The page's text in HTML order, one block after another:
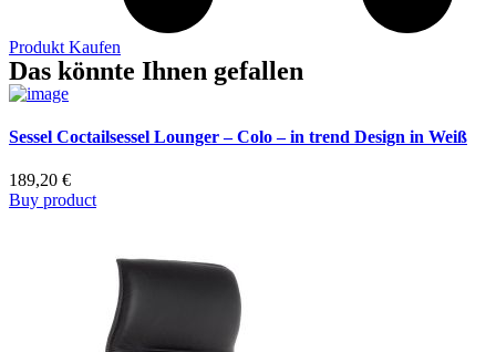
Produkt Kaufen
Das könnte Ihnen gefallen
Sessel Coctailsessel Lounger – Colo – in trend Design in Weiß
189,20 €
Buy product